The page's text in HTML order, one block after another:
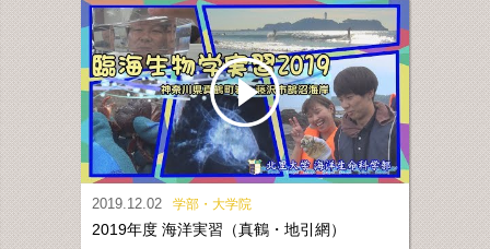
2019.12.02 学部・大学院
2019年度 海洋実習（真鶴・地引網）